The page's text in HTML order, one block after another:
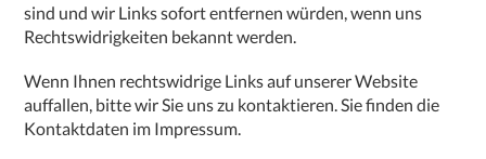
sind und wir Links sofort entfernen würden, wenn uns
Rechtswidrigkeiten bekannt werden.
Wenn Ihnen rechtswidrige Links auf unserer Website
auffallen, bitte wir Sie uns zu kontaktieren. Sie finden die
Kontaktdaten im Impressum.